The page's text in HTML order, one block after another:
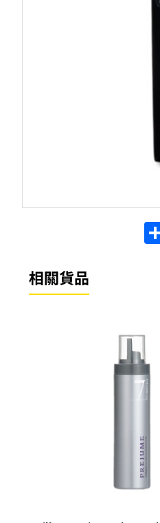
相關貨品